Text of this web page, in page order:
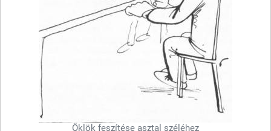
Öklök feszítése asztal széléhez